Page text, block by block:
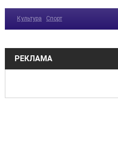
Культура Спорт
РЕКЛАМА